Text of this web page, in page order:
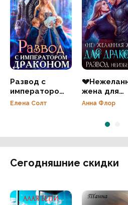
Развод с
императором
драконом
Елена Солт
жена для
дракона.
неизбежен
Анна Флор
Сегодняшние скидки